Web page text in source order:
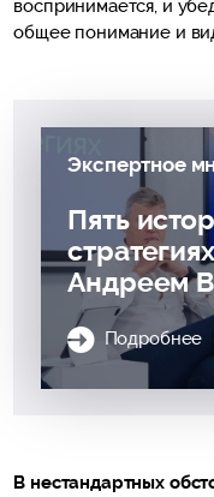
воспринимается, и
общее понимание и
Экспертное
Пять
Андреем
Подробнее
В нестандартных